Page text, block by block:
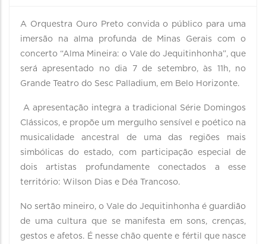
A Orquestra Ouro Preto convida o público para uma
imersão na alma profunda de Minas Gerais com o
concerto “Alma Mineira: o Vale do Jequitinhonha”, que
será apresentado no dia 7 de setembro, às 11h, no
Grande Teatro do Sesc Palladium, em Belo Horizonte.
A apresentação integra a tradicional Série Domingos
Clássicos, e propõe um mergulho sensível e poético na
musicalidade ancestral de uma das regiões mais
simbólicas do estado, com participação especial de
dois artistas profundamente conectados a esse
território: Wilson Dias e Déa Trancoso.
No sertão mineiro, o Vale do Jequitinhonha é guardião
de uma cultura que se manifesta em sons, crenças,
gestos e afetos. É nesse chão quente e fértil que nasce